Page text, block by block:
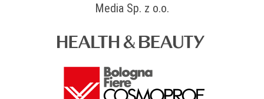
Media Sp. z o.o.